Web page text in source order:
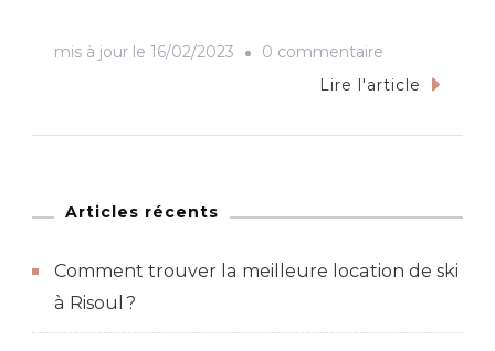
mis à jour le 16/02/2023 0 commentaire
Que
13
activités
Lire l'article
Articles récents
Comment trouver la meilleure location de ski
à Risoul ?